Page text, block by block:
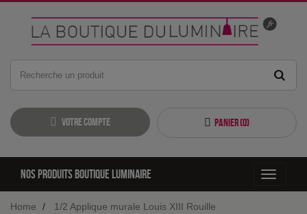
Votre compte Panier (0)
Toggle
Nos produits boutique luminaire
Home 1/2 Applique murale Louis XIII Rouille